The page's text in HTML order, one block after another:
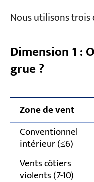
Nous utilisons trois
Dimension 1 :
grue ?
Zone de vent
Conventionnel
intérieur (≤6)
Vents côtiers
violents (7-10)